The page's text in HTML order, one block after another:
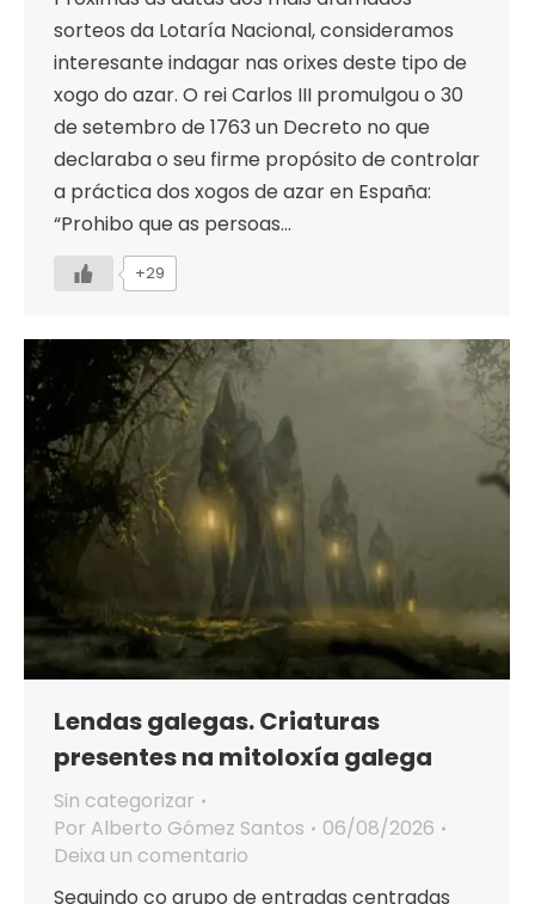
sorteos da Lotaría Nacional, consideramos
interesante indagar nas orixes deste tipo de
xogo do azar. O rei Carlos III promulgou o 30
de setembro de 1763 un Decreto no que
declaraba o seu firme propósito de controlar
a práctica dos xogos de azar en España:
“Prohibo que as persoas…
+29
Lendas galegas. Criaturas
presentes na mitoloxía galega
Sin categorizar
Por Alberto Gómez Santos
06/08/2026
Deixa un comentario
Seguindo co grupo de entradas centradas